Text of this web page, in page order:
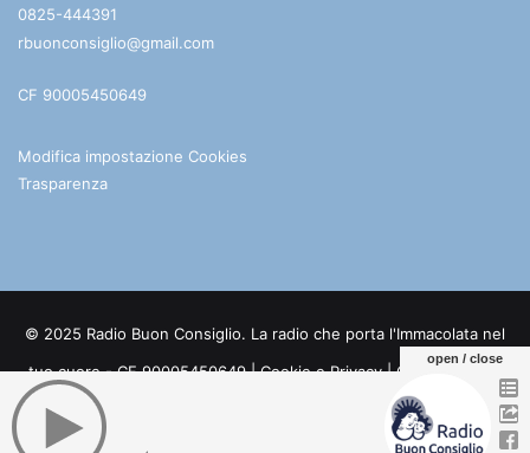
0825-444391
rbuonconsiglio@gmail.com
CF 90005450649
Modifica impostazione Cookies
Trasparenza
© 2025 Radio Buon Consiglio. La radio che porta l'Immacolata nel
tuo cuore - CF 90005450649 |Cookie e Privacy| Credits:
TelegramWhatsApp
open / close